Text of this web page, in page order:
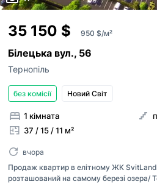
35 150 $ 950 $/м²
Білецька вул., 56
Тернопіль
без комісії Новий Світ
1 кімната
37 / 15 / 11 м²
вчора
Продаж квартир в елітному ЖК
розташований на самому березі озера/